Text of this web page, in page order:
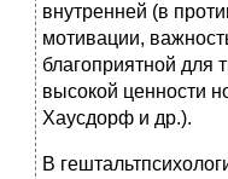
внутренней (в
мотивации,
благоприятной для
высокой ценности
Хаусдорф и др.).
В